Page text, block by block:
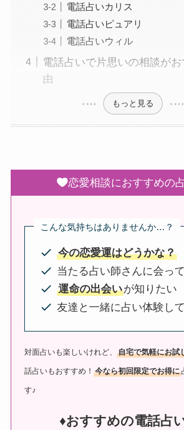
電話占いカリス
電話占いピュアリ
電話占いウィル
電話占いで片思いの相談が
由
もっと見る
恋愛相談におすすめの
こんな気持ちはありませんか…？
今の恋愛運はどうかな？
当たる占い師さんに会っ
運命の出会いが知りたい
友達と一緒に占い体験し
対面占いも楽しいけれど、自宅で気軽にお試
話占いもおすすめ！今なら初回限定でお得に
す♪
♦︎おすすめの電話占